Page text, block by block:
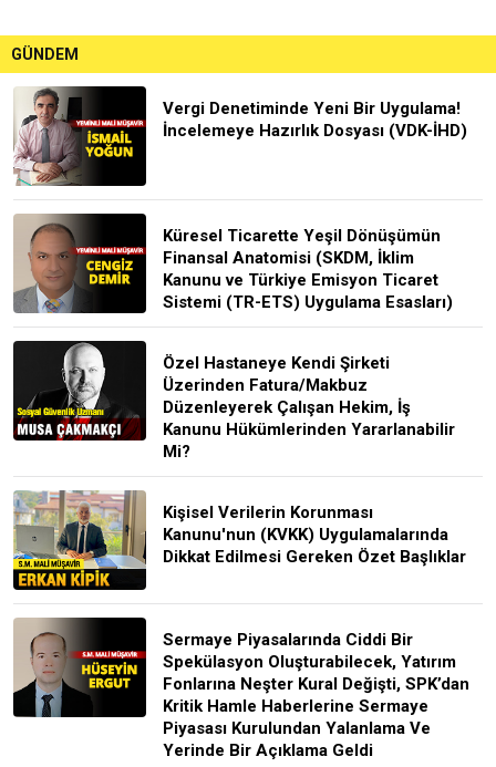
GÜNDEM
Vergi Denetiminde Yeni Bir Uygulama!
İncelemeye Hazırlık Dosyası (VDK-İHD)
Küresel Ticarette Yeşil Dönüşümün
Finansal Anatomisi (SKDM, İklim
Kanunu ve Türkiye Emisyon Ticaret
Sistemi (TR-ETS) Uygulama Esasları)
Özel Hastaneye Kendi Şirketi
Üzerinden Fatura/Makbuz
Düzenleyerek Çalışan Hekim, İş
Kanunu Hükümlerinden Yararlanabilir
Mi?
Kişisel Verilerin Korunması
Kanunu'nun (KVKK) Uygulamalarında
Dikkat Edilmesi Gereken Özet Başlıklar
Sermaye Piyasalarında Ciddi Bir
Spekülasyon Oluşturabilecek, Yatırım
Fonlarına Neşter Kural Değişti, SPK’dan
Kritik Hamle Haberlerine Sermaye
Piyasası Kurulundan Yalanlama Ve
Yerinde Bir Açıklama Geldi